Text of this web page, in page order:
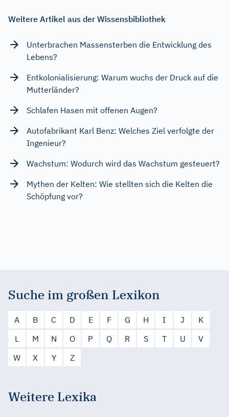
Weitere Artikel aus der Wissensbibliothek
Unterbrachen Massensterben die Entwicklung des
Lebens?
Entkolonialisierung: Warum wuchs der Druck auf die
Mutterländer?
Schlafen Hasen mit offenen Augen?
Autofabrikant Karl Benz: Welches Ziel verfolgte der
Ingenieur?
Wachstum: Wodurch wird das Wachstum gesteuert?
Mythen der Kelten: Wie stellten sich die Kelten die
Schöpfung vor?
Suche im großen Lexikon
A B C D E F G H I J
K
L
M N O P Q R S T U
V
W
X Y Z
Weitere Lexika